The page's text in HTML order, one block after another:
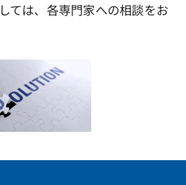
ては、各専門家への相談をお